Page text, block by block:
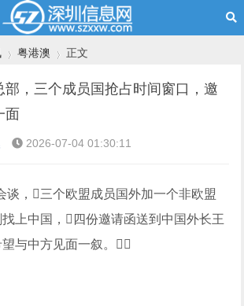
粤港澳 正文
部，三个成员国抢占时间窗口，邀
面
2026-07-04 01:30:11
谈，三个欧盟成员国外加一个非欧盟
上中国，四份邀请函送到中国外长王
与中方见面一叙。